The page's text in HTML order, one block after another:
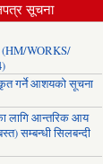
सूचना
WORKS/
गर्ने आशयको सूचना
लागि आन्तरिक आय
सम्बन्धी सिलबन्दी